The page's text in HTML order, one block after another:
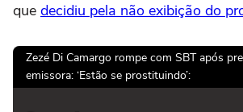
que decidiu pela não exibição do
Zezé Di Camargo rompe com SBT após
emissora: ‘Estão se prostituindo’: